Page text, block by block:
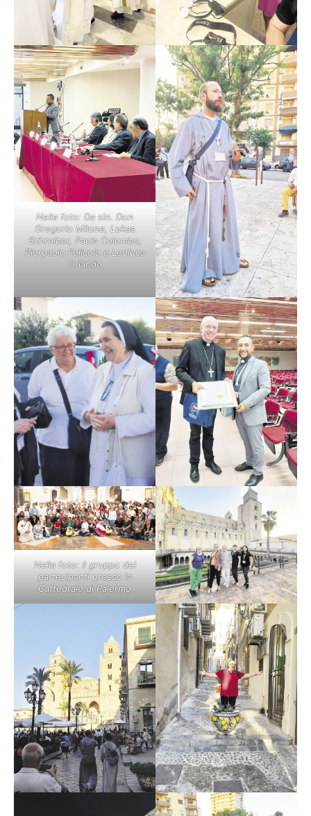
Nella foto: Da sin. Don
Gregorio Milone, Lukas
Schreiber, Paola Colombo,
Pierpaolo Felicolo e Leoluca
Orlando
Nella foto: Il gruppo dei
partecipanti presso la
Cattedrale di Palermo